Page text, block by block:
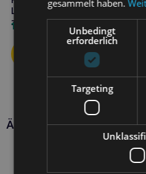
z/d 1kg MINI
14,20
Ähnliche Produkte
gesammelt haben.
Unbedingt
erforderlich
Targeting